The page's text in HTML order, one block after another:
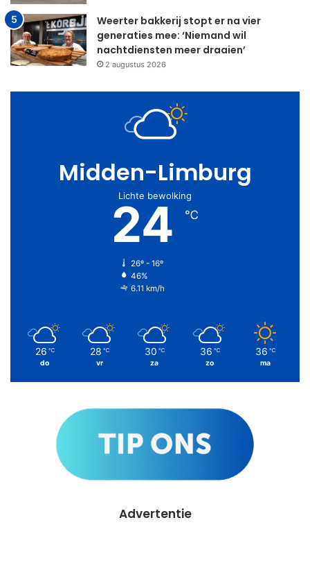
Weerter bakkerij stopt er na vier
generaties mee: ‘Niemand wil
nachtdiensten meer draaien’
2 augustus 2026
Midden-Limburg
Lichte bewolking
24 ℃
26º - 16º
46%
6.11 km/h
26 ℃
do
28 ℃
vr
30 ℃
za
36 ℃
zo
36 ℃
ma
Advertentie